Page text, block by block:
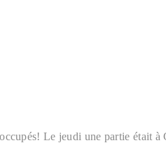
Le jeudi une partie était à